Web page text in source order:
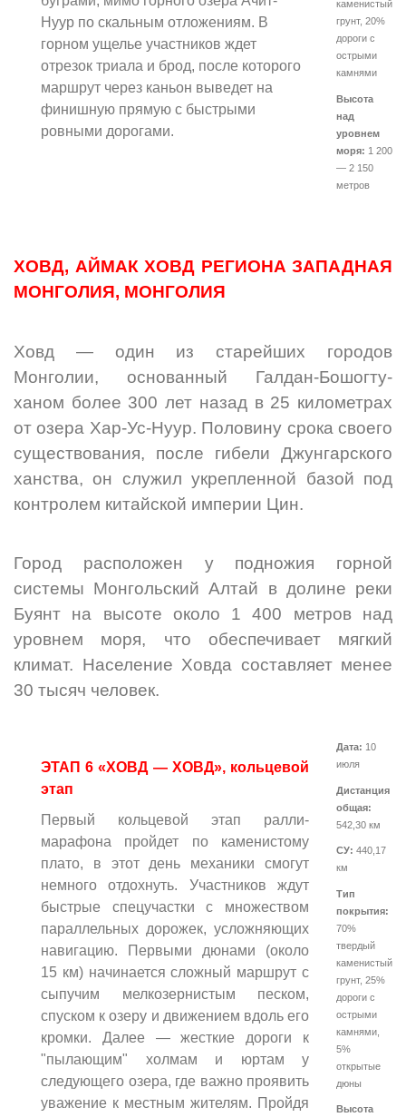
Нуур по скальным отложениям. В
горном ущелье участников ждет
отрезок триала и брод, после которого
маршрут через каньон выведет на
финишную прямую с быстрыми
ровными дорогами.
каменистый
грунт, 20%
дороги с
острыми
камнями
Высота
над
уровнем
моря: 1 200
— 2 150
метров
ХОВД, АЙМАК ХОВД РЕГИОНА ЗАПАДНАЯ
МОНГОЛИЯ, МОНГОЛИЯ
Ховд — один из старейших городов
Монголии, основанный Галдан-Бошогту-
ханом более 300 лет назад в 25 километрах
от озера Хар-Ус-Нуур. Половину срока своего
существования, после гибели Джунгарского
ханства, он служил укрепленной базой под
контролем китайской империи Цин.
Город расположен у подножия горной
системы Монгольский Алтай в долине реки
Буянт на высоте около 1 400 метров над
уровнем моря, что обеспечивает мягкий
климат. Население Ховда составляет менее
30 тысяч человек.
ЭТАП 6 «ХОВД — ХОВД», кольцевой
этап
Первый кольцевой этап ралли-
марафона пройдет по каменистому
плато, в этот день механики смогут
немного отдохнуть. Участников ждут
быстрые спецучастки с множеством
параллельных дорожек, усложняющих
навигацию. Первыми дюнами (около
15 км) начинается сложный маршрут с
сыпучим мелкозернистым песком,
спуском к озеру и движением вдоль его
кромки. Далее — жесткие дороги к
"пылающим" холмам и юртам у
следующего озера, где важно проявить
уважение к местным жителям. Пройдя
Дата: 10
июля
Дистанция
общая:
542,30 км
СУ: 440,17
км
Тип
покрытия:
70%
твердый
каменистый
грунт, 25%
дороги с
острыми
камнями,
5%
открытые
дюны
Высота